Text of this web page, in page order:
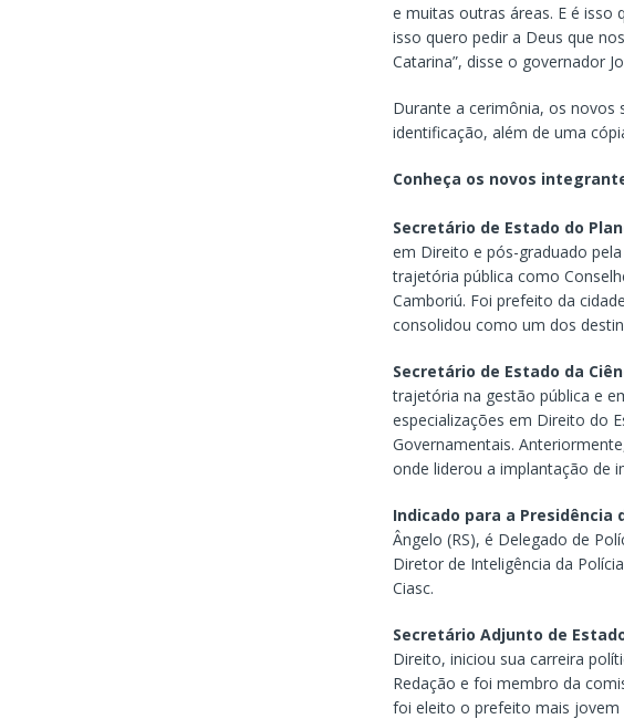
e muitas outras áreas. E é isso
isso quero pedir a Deus que
Catarina”, disse o governador
Durante a cerimônia, os
identificação, além de uma
Conheça os novos
Secretário de Estado do
em Direito e pós-graduado
trajetória pública como
Camboriú. Foi prefeito da
consolidou como um dos
Secretário de Estado da
trajetória na gestão pública e
especializações em Direito do
Governamentais.
onde liderou a implantação de
Indicado para a Presidência
Ângelo (RS), é Delegado de
Diretor de Inteligência da
Ciasc.
Secretário Adjunto de
Direito, iniciou sua carreira
Redação e foi membro da
foi eleito o prefeito mais jovem